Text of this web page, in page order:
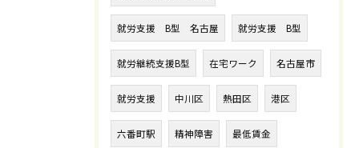
就労支援 B型 名古屋 就労支援 B型
就労継続支援B型 在宅ワーク 名古屋市
就労支援 中川区 熱田区 港区
六番町駅 精神障害 最低賃金